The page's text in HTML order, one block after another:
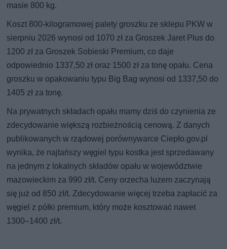
masie 800 kg.
Koszt 800-kilogramowej palety groszku ze sklepu PKW w
sierpniu 2026 wynosi od 1070 zł za Groszek Jaret Plus do
1200 zł za Groszek Sobieski Premium, co daje
odpowiednio 1337,50 zł oraz 1500 zł za tonę opału. Cena
groszku w opakowaniu typu Big Bag wynosi od 1337,50 do
1405 zł za tonę.
Na prywatnych składach opału mamy dziś do czynienia ze
zdecydowanie większą rozbieżnością cenową. Z danych
publikowanych w rządowej porównywarce Ciepło.gov.pl
wynika, że najtańszy węgiel typu kostka jest sprzedawany
na jednym z lokalnych składów opału w województwie
mazowieckim za 990 zł/t. Ceny orzecha luzem zaczynają
się już od 850 zł/t. Zdecydowanie więcej trzeba zapłacić za
węgiel z półki premium, który może kosztować nawet
1300–1400 zł/t.